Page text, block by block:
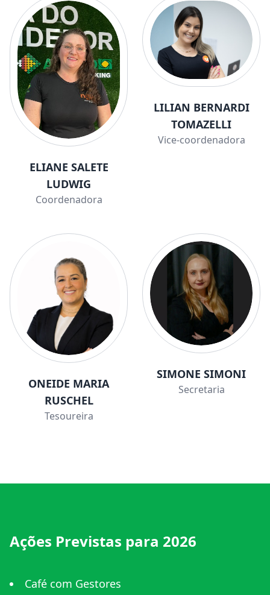
ELIANE SALETE
LUDWIG
Coordenadora
LILIAN BERNARDI
TOMAZELLI
Vice-coordenadora
ONEIDE MARIA
RUSCHEL
Tesoureira
SIMONE SIMONI
Secretaria
Ações Previstas para 2026
Café com Gestores